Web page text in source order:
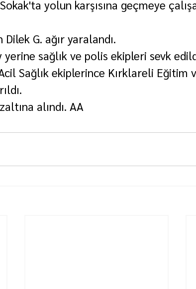
yolun karşısına geçmeye
Dilek G. ağır yaralandı.
sağlık ve polis ekipleri sevk
Sağlık ekiplerince Kırklareli Eğitim
alındı. AA